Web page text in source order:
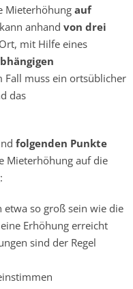
Mieterhöhung auf
anhand von drei
mit Hilfe eines
Fall muss ein ortsüblicher
das
folgenden Punkte
Mieterhöhung auf die
so groß sein wie die
Erhöhung erreicht
sind der Regel